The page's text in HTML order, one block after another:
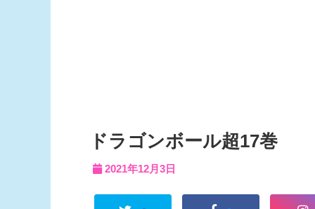
ドラゴンボール超17巻
2021年12月3日